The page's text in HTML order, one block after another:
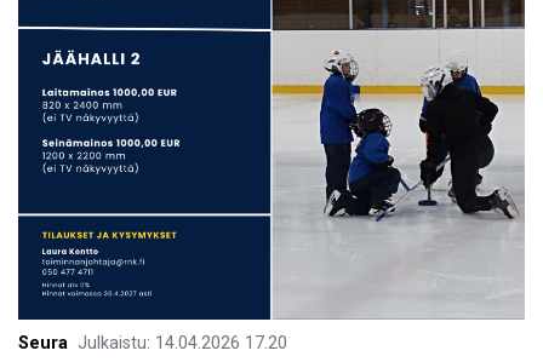
Seura Julkaistu: 14.04.2026 17.20